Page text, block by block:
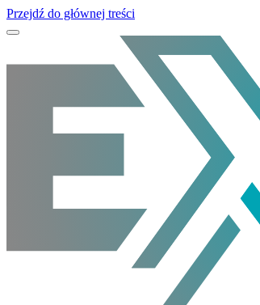
Przejdź do głównej treści